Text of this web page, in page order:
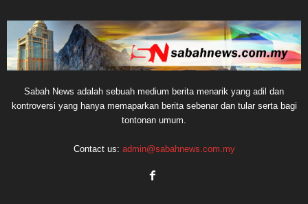
Sabah News adalah sebuah medium berita menarik yang adil dan
kontroversi yang hanya memaparkan berita sebenar dan tular serta bagi
tontonan umum.
Contact us: admin@sabahnews.com.my